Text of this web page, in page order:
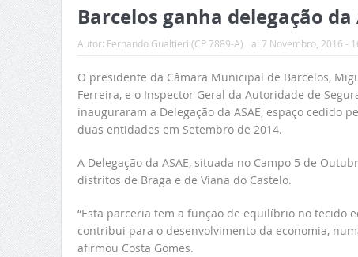
Barcelos ganha delegação da
Autor: Fernando Gualtieri (CP 7889-A) a: 7 Novembro, 2016 -
O presidente da Câmara Municipal de Barcelos,
Ferreira, e o Inspector Geral da Autoridade de
inauguraram a Delegação da ASAE, espaço cedido
duas entidades em Setembro de 2014.
A Delegação da ASAE, situada no Campo 5 de
distritos de Braga e de Viana do Castelo.
“Esta parceria tem a função de equilíbrio no tecido
contribui para o desenvolvimento da economia,
afirmou Costa Gomes.